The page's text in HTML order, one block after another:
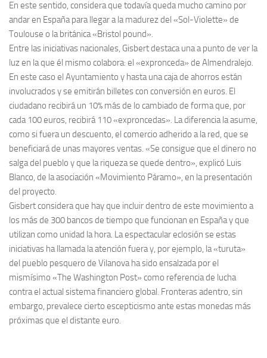
En este sentido, considera que todavía queda mucho camino por
andar en España para llegar a la madurez del «Sol-Violette» de
Toulouse o la británica «Bristol pound».
Entre las iniciativas nacionales, Gisbert destaca una a punto de ver la
luz en la que él mismo colabora: el «expronceda» de Almendralejo.
En este caso el Ayuntamiento y hasta una caja de ahorros están
involucrados y se emitirán billetes con conversión en euros. El
ciudadano recibirá un 10% más de lo cambiado de forma que, por
cada 100 euros, recibirá 110 «exproncedas». La diferencia la asume,
como si fuera un descuento, el comercio adherido a la red, que se
beneficiará de unas mayores ventas. «Se consigue que el dinero no
salga del pueblo y que la riqueza se quede dentro», explicó Luis
Blanco, de la asociación «Movimiento Páramo», en la presentación
del proyecto.
Gisbert considera que hay que incluir dentro de este movimiento a
los más de 300 bancos de tiempo que funcionan en España y que
utilizan como unidad la hora. La espectacular eclosión se estas
iniciativas ha llamada la atención fuera y, por ejemplo, la «turuta»
del pueblo pesquero de Vilanova ha sido ensalzada por el
mismísimo «The Washington Post» como referencia de lucha
contra el actual sistema financiero global. Fronteras adentro, sin
embargo, prevalece cierto escepticismo ante estas monedas más
próximas que el distante euro.